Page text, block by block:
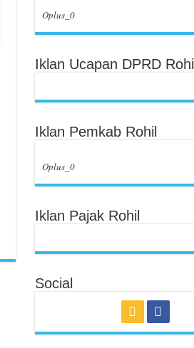
Oplus_0
Iklan Ucapan DPRD Rohil
Iklan Pemkab Rohil
Oplus_0
Iklan Pajak Rohil
Social